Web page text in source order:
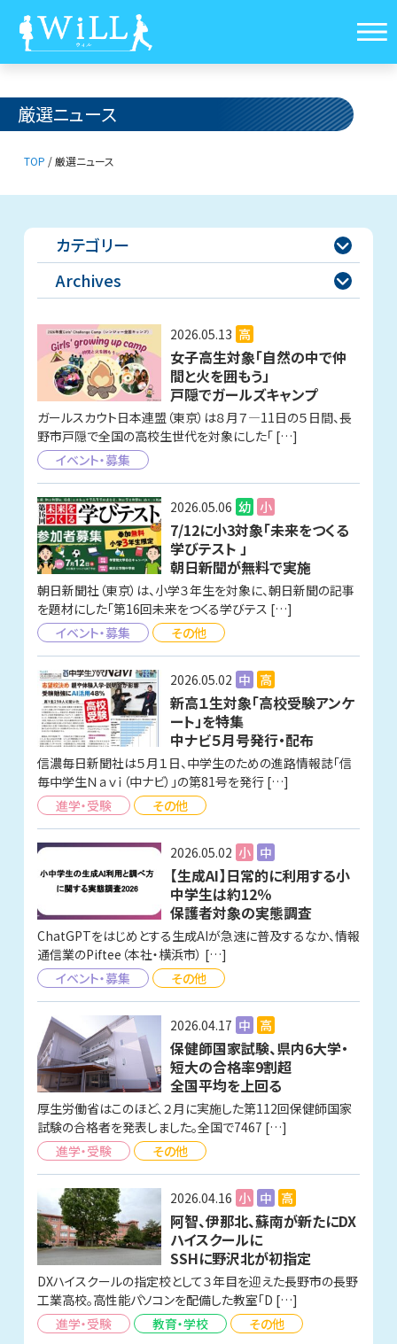
厳選ニュース
TOP /厳選ニュース
カテゴリー 
Archives 
2026.05.13 高
女子高生対象「自然の中で仲
間と火を囲もう」
戸隠でガールズキャンプ
ガールスカウト日本連盟（東京）は８月７—11日の５日間、長
野市戸隠で全国の高校生世代を対象にした「 […]
イベント・募集
2026.05.06 幼 小
7/12に小3対象「未来をつくる
学びテスト 」
朝日新聞が無料で実施
朝日新聞社（東京）は、小学３年生を対象に、朝日新聞の記事
を題材にした「第16回未来をつくる学びテス […]
イベント・募集
その他
2026.05.02 中 高
新高１生対象「高校受験アンケ
ート」を特集
中ナビ５月号発行・配布
信濃毎日新聞社は５月１日、中学生のための進路情報誌「信
毎中学生Ｎａｖｉ（中ナビ）」の第81号を発行 […]
進学・受験
その他
2026.05.02 小 中
【生成AI】日常的に利用する小
中学生は約12％
保護者対象の実態調査
ChatGPTをはじめとする生成AIが急速に普及するなか、情報
通信業のPiftee（本社・横浜市） […]
イベント・募集
その他
2026.04.17 中 高
保健師国家試験、県内6大学・
短大の合格率9割超
全国平均を上回る
厚生労働省はこのほど、２月に実施した第112回保健師国家
試験の合格者を発表しました。全国で7467 […]
進学・受験
その他
2026.04.16 小 中 高
阿智、伊那北、蘇南が新たにDX
ハイスクールに
SSHに野沢北が初指定
DXハイスクールの指定校として３年目を迎えた長野市の長野
工業高校。高性能パソコンを配備した教室「D […]
進学・受験
教育・学校 その他